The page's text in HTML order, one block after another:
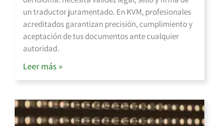
un traductor juramentado. En KVM, profesionales
acreditados garantizan precisión, cumplimiento y
aceptación de tus documentos ante cualquier
autoridad.
Leer más »